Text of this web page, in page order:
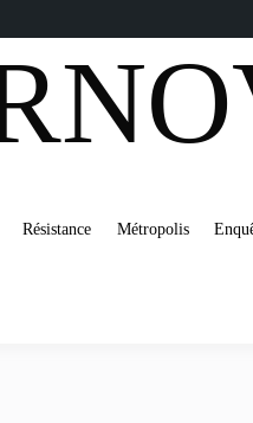
Résistance Métropolis